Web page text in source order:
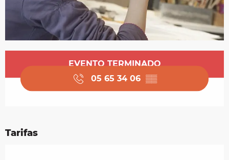
Horarios y datos de contacto
EVENTO TERMINADO
05 65 34 06 ▒▒
Tarifas